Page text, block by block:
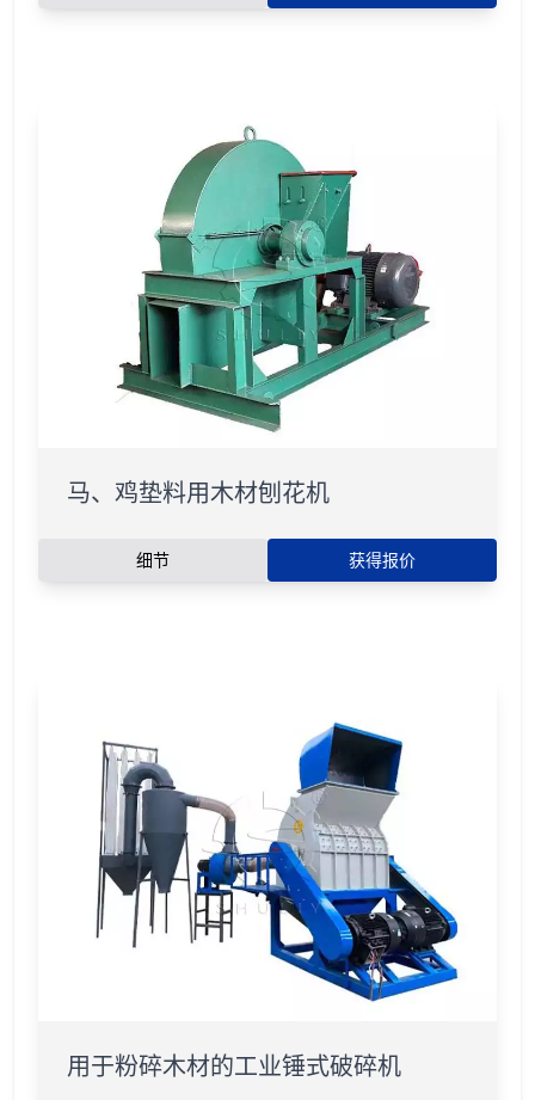
马、鸡垫料用木材刨花机
细节 获得报价
用于粉碎木材的工业锤式破碎机